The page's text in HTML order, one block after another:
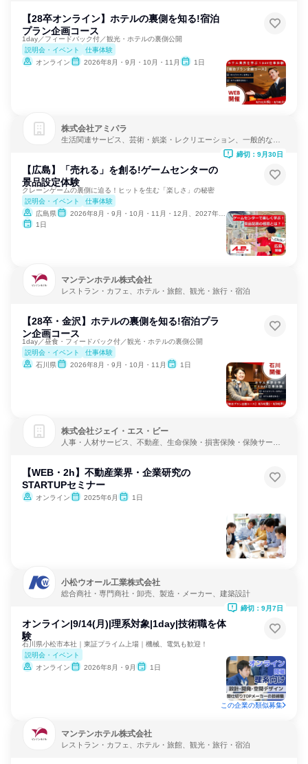
【28卒オンライン】ホテルの裏側を知る!宿泊
プラン企画コース
1day／フィードバック付／観光・ホテルの裏側公開
説明会・イベント
仕事体験
オンライン
2026年8月・9月・10月・11月 1日
株式会社アミパラ
生活関連サービス、芸術・娯楽・レクリエーション、一般的な修
【広島】「売れる」を創る!ゲームセンターの
景品設定体験
クレーンゲームの裏側に迫る！ヒットを生む「楽しさ」の秘密
説明会・イベント
仕事体験
広島県
2026年8月・9月・10月・11月・12月、2027年1月・2月
1日
締切：9月30日
マンテンホテル株式会社
レストラン・カフェ、ホテル・旅館、観光・旅行・宿泊
【28卒・金沢】ホテルの裏側を知る!宿泊プラ
ン企画コース
1day／昼食・フィードバック付／観光・ホテルの裏側公開
説明会・イベント
仕事体験
石川県
2026年8月・9月・10月・11月 1日
株式会社ジェイ・エス・ビー
人事・人材サービス、不動産、生命保険・損害保険・保険サービ
【WEB・2h】不動産業界・企業研究の
STARTUPセミナー
オンライン 2025年6月 1日
小松ウオール工業株式会社
総合商社・専門商社・卸売、製造・メーカー、建築設計
オンライン|9/14(月)|理系対象|1day|技術職を体
験
石川県小松市本社｜東証プライム上場｜機械、電気も歓迎！
説明会・イベント
オンライン
2026年8月・9月 1日
締切：9月7日
この企業の類似募集
マンテンホテル株式会社
レストラン・カフェ、ホテル・旅館、観光・旅行・宿泊